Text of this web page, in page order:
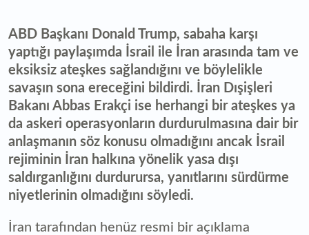
ABD Başkanı Donald Trump, sabaha karşı
yaptığı paylaşımda İsrail ile İran arasında tam ve
eksiksiz ateşkes sağlandığını ve böylelikle
savaşın sona ereceğini bildirdi. İran Dışişleri
Bakanı Abbas Erakçi ise herhangi bir ateşkes ya
da askeri operasyonların durdurulmasına dair bir
anlaşmanın söz konusu olmadığını ancak İsrail
rejiminin İran halkına yönelik yasa dışı
saldırganlığını durdurursa, yanıtlarını sürdürme
niyetlerinin olmadığını söyledi.
İran tarafından henüz resmi bir açıklama